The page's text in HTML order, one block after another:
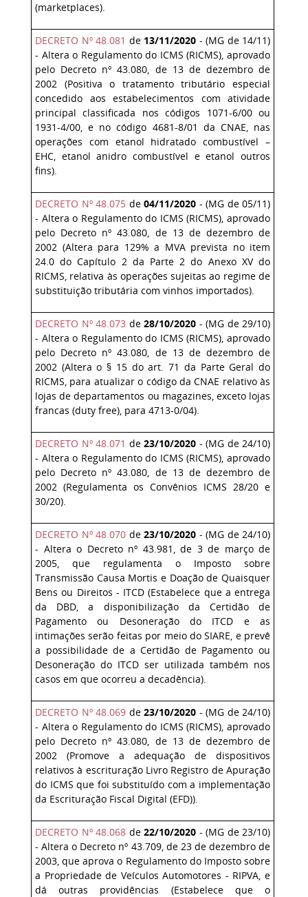
(marketplaces).
DECRETO Nº 48.081 de 13/11/2020 - (MG de 14/11)
- Altera o Regulamento do ICMS (RICMS), aprovado
pelo Decreto nº 43.080, de 13 de dezembro de
2002 (Positiva o tratamento tributário especial
concedido aos estabelecimentos com atividade
principal classificada nos códigos 1071-6/00 ou
1931-4/00, e no código 4681-8/01 da CNAE, nas
operações com etanol hidratado combustível –
EHC, etanol anidro combustível e etanol outros
fins).
DECRETO Nº 48.075 de 04/11/2020 - (MG de 05/11)
- Altera o Regulamento do ICMS (RICMS), aprovado
pelo Decreto nº 43.080, de 13 de dezembro de
2002 (Altera para 129% a MVA prevista no item
24.0 do Capítulo 2 da Parte 2 do Anexo XV do
RICMS, relativa às operações sujeitas ao regime de
substituição tributária com vinhos importados).
DECRETO Nº 48.073 de 28/10/2020 - (MG de 29/10)
- Altera o Regulamento do ICMS (RICMS), aprovado
pelo Decreto nº 43.080, de 13 de dezembro de
2002 (Altera o § 15 do art. 71 da Parte Geral do
RICMS, para atualizar o código da CNAE relativo às
lojas de departamentos ou magazines, exceto lojas
francas (duty free), para 4713-0/04).
DECRETO Nº 48.071 de 23/10/2020 - (MG de 24/10)
- Altera o Regulamento do ICMS (RICMS), aprovado
pelo Decreto nº 43.080, de 13 de dezembro de
2002 (Regulamenta os Convênios ICMS 28/20 e
30/20).
DECRETO Nº 48.070 de 23/10/2020 - (MG de 24/10)
- Altera o Decreto nº 43.981, de 3 de março de
2005, que regulamenta o Imposto sobre
Transmissão Causa Mortis e Doação de Quaisquer
Bens ou Direitos - ITCD (Estabelece que a entrega
da DBD, a disponibilização da Certidão de
Pagamento ou Desoneração do ITCD e as
intimações serão feitas por meio do SIARE, e prevê
a possibilidade de a Certidão de Pagamento ou
Desoneração do ITCD ser utilizada também nos
casos em que ocorreu a decadência).
DECRETO Nº 48.069 de 23/10/2020 - (MG de 24/10)
- Altera o Regulamento do ICMS (RICMS), aprovado
pelo Decreto nº 43.080, de 13 de dezembro de
2002 (Promove a adequação de dispositivos
relativos à escrituração Livro Registro de Apuração
do ICMS que foi substituído com a implementação
da Escrituração Fiscal Digital (EFD)).
DECRETO Nº 48.068 de 22/10/2020 - (MG de 23/10)
- Altera o Decreto nº 43.709, de 23 de dezembro de
2003, que aprova o Regulamento do Imposto sobre
a Propriedade de Veículos Automotores - RIPVA, e
dá outras providências (Estabelece que o